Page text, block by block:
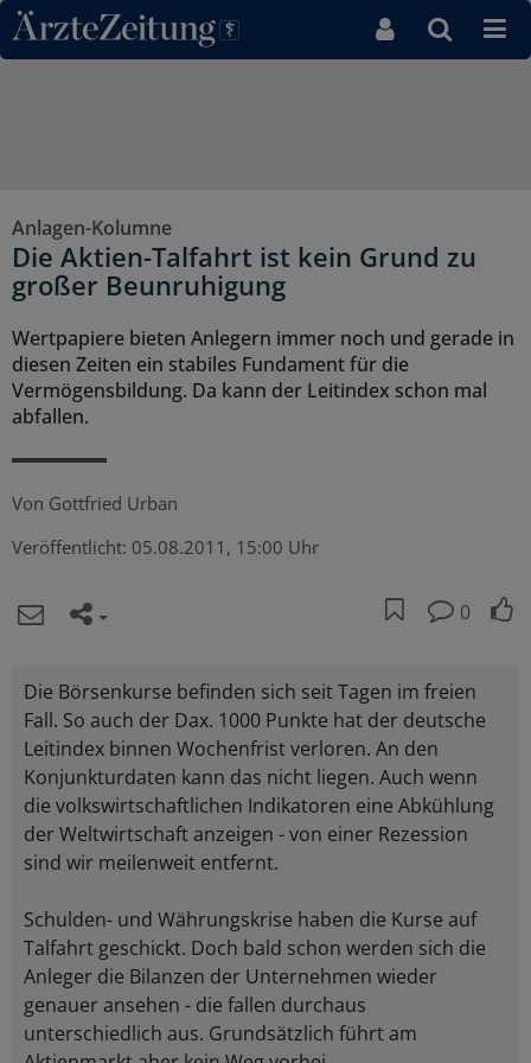
Direkt zum Inhaltsbereich
Anlagen-Kolumne
Die Aktien-Talfahrt ist kein Grund zu
großer Beunruhigung
Wertpapiere bieten Anlegern immer noch und gerade in
diesen Zeiten ein stabiles Fundament für die
Vermögensbildung. Da kann der Leitindex schon mal
abfallen.
Von Gottfried Urban
Veröffentlicht: 05.08.2011, 15:00 Uhr
0
Die Börsenkurse befinden sich seit Tagen im freien
Fall. So auch der Dax. 1000 Punkte hat der deutsche
Leitindex binnen Wochenfrist verloren. An den
Konjunkturdaten kann das nicht liegen. Auch wenn
die volkswirtschaftlichen Indikatoren eine Abkühlung
der Weltwirtschaft anzeigen - von einer Rezession
sind wir meilenweit entfernt.
Schulden- und Währungskrise haben die Kurse auf
Talfahrt geschickt. Doch bald schon werden sich die
Anleger die Bilanzen der Unternehmen wieder
genauer ansehen - die fallen durchaus
unterschiedlich aus. Grundsätzlich führt am